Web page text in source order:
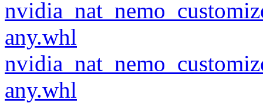
any.whl
any.whl